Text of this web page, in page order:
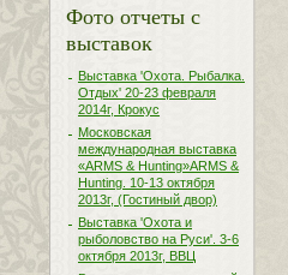
Фото отчеты с
выставок
Выставка 'Охота. Рыбалка.
Отдых' 20-23 февраля
2014г, Крокус
Московская
международная выставка
«ARMS & Hunting»ARMS &
Hunting. 10-13 октября
2013г, (Гостиный двор)
Выставка 'Охота и
рыболовство на Руси'. 3-6
октября 2013г, ВВЦ